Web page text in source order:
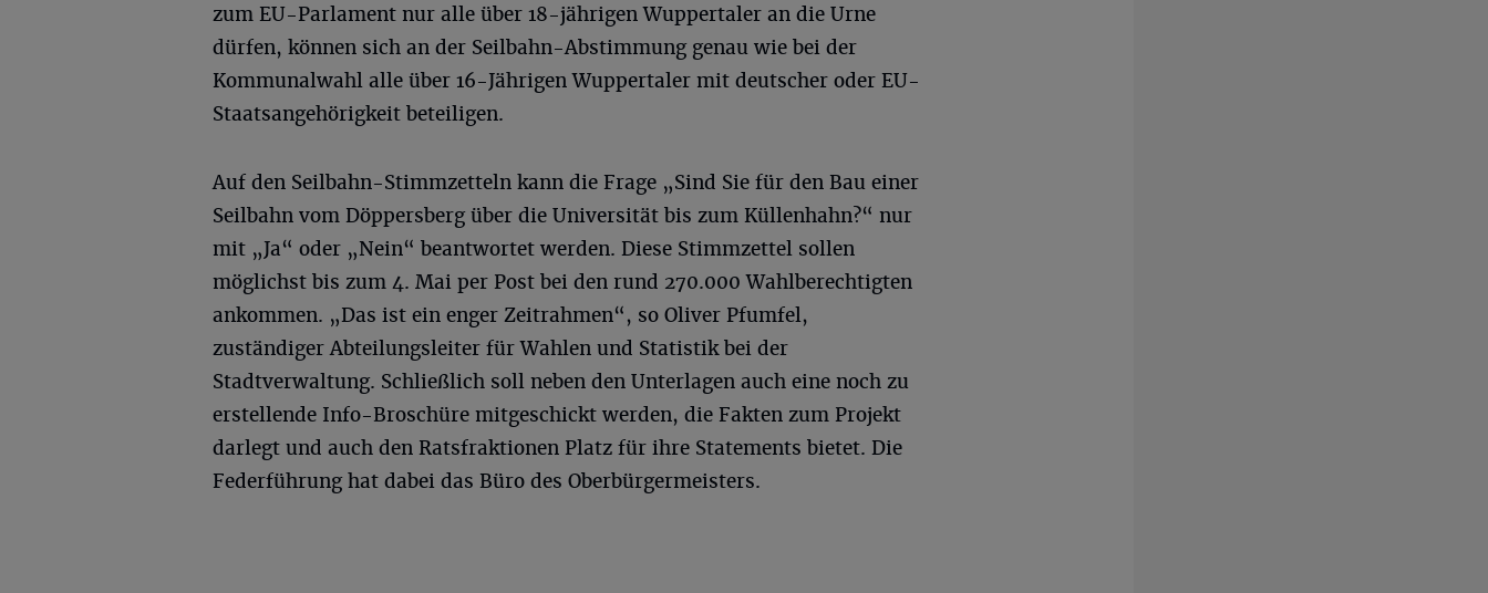
zum EU-Parlament nur alle über 18-jährigen Wuppertaler an die Urne
dürfen, können sich an der Seilbahn-Abstimmung genau wie bei der
Kommunalwahl alle über 16-Jährigen Wuppertaler mit deutscher oder EU-
Staatsangehörigkeit beteiligen.
Auf den Seilbahn-Stimmzetteln kann die Frage „Sind Sie für den Bau einer
Seilbahn vom Döppersberg über die Universität bis zum Küllenhahn?“ nur
mit „Ja“ oder „Nein“ beantwortet werden. Diese Stimmzettel sollen
möglichst bis zum 4. Mai per Post bei den rund 270.000 Wahlberechtigten
ankommen. „Das ist ein enger Zeitrahmen“, so Oliver Pfumfel,
zuständiger Abteilungsleiter für Wahlen und Statistik bei der
Stadtverwaltung. Schließlich soll neben den Unterlagen auch eine noch zu
erstellende Info-Broschüre mitgeschickt werden, die Fakten zum Projekt
darlegt und auch den Ratsfraktionen Platz für ihre Statements bietet. Die
Federführung hat dabei das Büro des Oberbürgermeisters.